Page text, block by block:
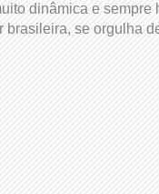
dinâmica e sempre
brasileira, se orgulha